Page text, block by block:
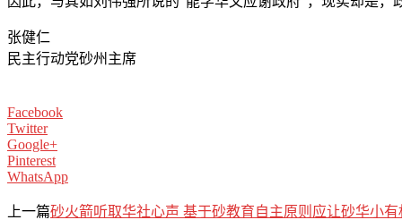
张健仁
民主行动党砂州主席
Facebook
Twitter
Google+
Pinterest
WhatsApp
上一篇砂火箭听取华社心声 基于砂教育自主原则应让砂华小